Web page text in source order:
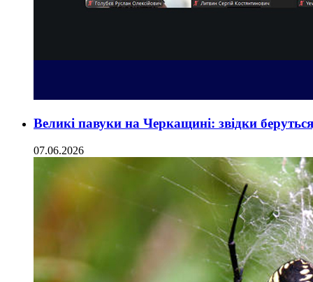
Великі павуки на Черкащині: звідки
07.06.2026